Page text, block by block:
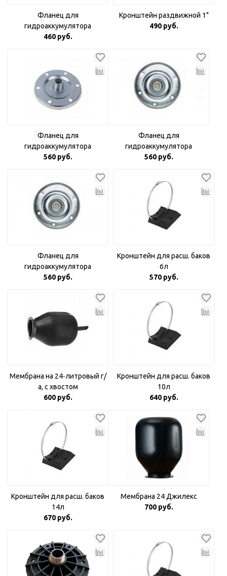
Фланец для
гидроаккумулятора
пластиковый 1"
460 руб.
Кронштейн раздвижной 1"
490 руб.
Фланец для
гидроаккумулятора
оцинкованный 3/4"
560 руб.
Фланец для
гидроаккумулятора
оцинкованный с пластиковой
560 руб.
Фланец для
гидроаккумулятора
оцинкованный Аквабрайт 1"
560 руб.
Кронштейн для расш. баков
6л
570 руб.
Мембрана на 24-литровый г/
а, с хвостом
600 руб.
Кронштейн для расш. баков
10л
640 руб.
Кронштейн для расш. баков
14л
670 руб.
Мембрана 24 Джилекс
700 руб.